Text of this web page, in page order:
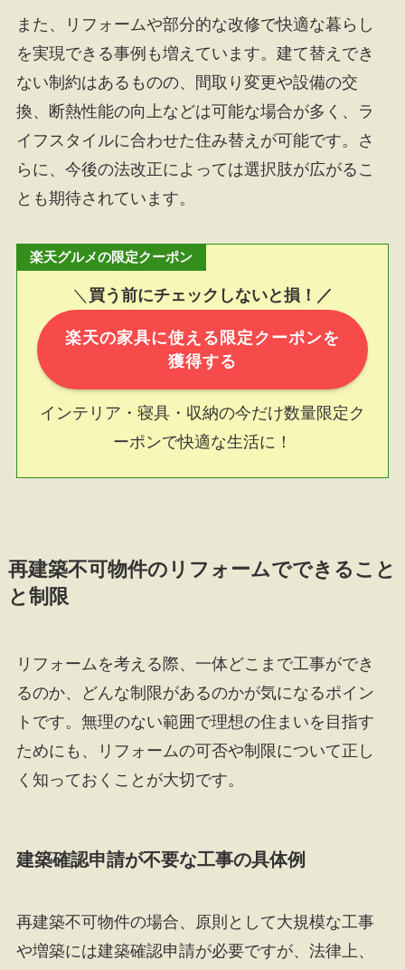
また、リフォームや部分的な改修で快適な暮らし
を実現できる事例も増えています。建て替えでき
ない制約はあるものの、間取り変更や設備の交
換、断熱性能の向上などは可能な場合が多く、ラ
イフスタイルに合わせた住み替えが可能です。さ
らに、今後の法改正によっては選択肢が広がるこ
とも期待されています。
楽天グルメの限定クーポン
＼ 買う前にチェックしないと損！／
楽天の家具に使える限定クーポンを
獲得する
インテリア・寝具・収納の今だけ数量限定ク
ーポンで快適な生活に！
再建築不可物件のリフォームでできること
と制限
リフォームを考える際、一体どこまで工事ができ
るのか、どんな制限があるのかが気になるポイン
トです。無理のない範囲で理想の住まいを目指す
ためにも、リフォームの可否や制限について正し
く知っておくことが大切です。
建築確認申請が不要な工事の具体例
再建築不可物件の場合、原則として大規模な工事
や増築には建築確認申請が必要ですが、法律上、